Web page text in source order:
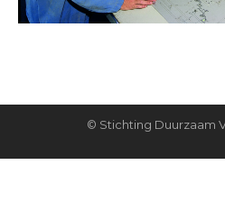
© Stichting Duurzaam